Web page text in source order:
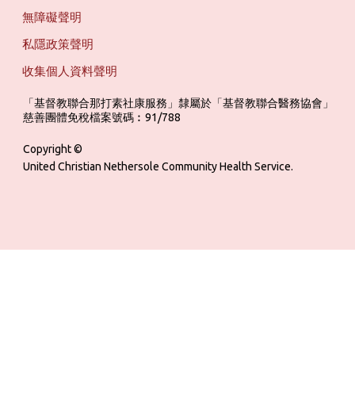
無障礙聲明
私隱政策聲明
收集個人資料聲明
「基督教聯合那打素社康服務」隸屬於「基督教聯合醫務協會」
慈善團體免稅檔案號碼︰91/788
Copyright ©
United Christian Nethersole Community Health Service.